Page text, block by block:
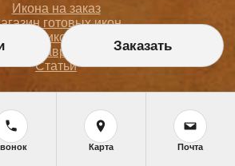
Икона на заказ
готовых икон
Школа иконописи
Реставрация
Статьи
ПОКУПАТЕЛЮ
О мастерской
Как сделать заказ
Заказать
Карта Почта